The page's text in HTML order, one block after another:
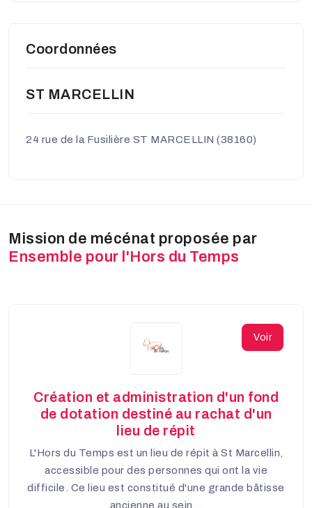
Coordonnées
ST MARCELLIN
24 rue de la Fusilière ST MARCELLIN (38160)
Mission de mécénat proposée par
Ensemble pour l'Hors du Temps
Voir
Création et administration d'un fond
de dotation destiné au rachat d'un
lieu de répit
L'Hors du Temps est un lieu de répit à St Marcellin,
accessible pour des personnes qui ont la vie
difficile. Ce lieu est constitué d'une grande bâtisse
ancienne au sein...